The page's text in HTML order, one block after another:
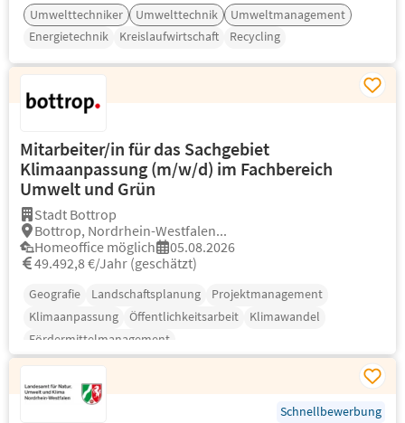
Umwelttechniker Umwelttechnik
Umweltmanagement
Energietechnik
Kreislaufwirtschaft Recycling
Mitarbeiter/in für das Sachgebiet
Klimaanpassung (m/w/d) im Fachbereich
Umwelt und Grün
Stadt Bottrop
Bottrop, Nordrhein-Westfalen...
Homeoffice möglich
05.08.2026
49.492,8 €/Jahr (geschätzt)
Geografie Landschaftsplanung
Projektmanagement
Klimaanpassung
Öffentlichkeitsarbeit
Klimawandel
Fördermittelmanagement
Schnellbewerbung